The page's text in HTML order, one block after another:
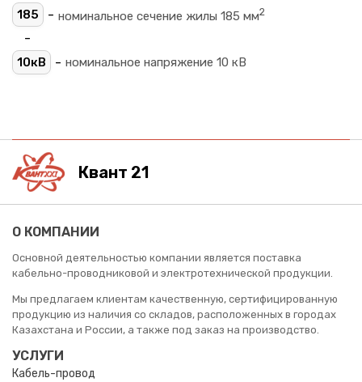
185 - номинальное сечение жилы 185 мм2
-
10кВ - номинальное напряжение 10 кВ
Квант 21
О КОМПАНИИ
Основной деятельностью компании является поставка
кабельно-проводниковой и электротехнической продукции.
Мы предлагаем клиентам качественную, сертифицированную
продукцию из наличия со складов, расположенных в городах
Казахстана и России, а также под заказ на производство.
УСЛУГИ
Кабель-провод